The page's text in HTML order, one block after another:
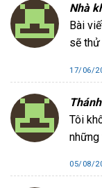
Nhà
Bài
sẽ thử
17/06/
Tôi
những
05/08/